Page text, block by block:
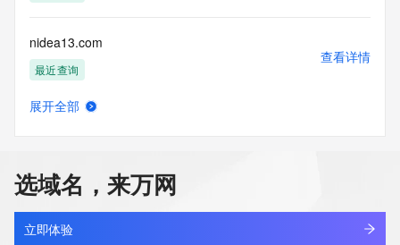
nidea13.com
最近查询
查看详情
nidec-kds.com
最近查询
查看详情
展开全部
选域名，来万网
立即体验